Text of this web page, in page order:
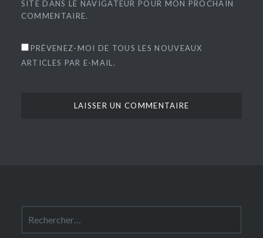
SITE DANS LE NAVIGATEUR POUR MON PROCHAIN
COMMENTAIRE.
PRÉVENEZ-MOI DE TOUS LES NOUVEAUX
ARTICLES PAR E-MAIL.